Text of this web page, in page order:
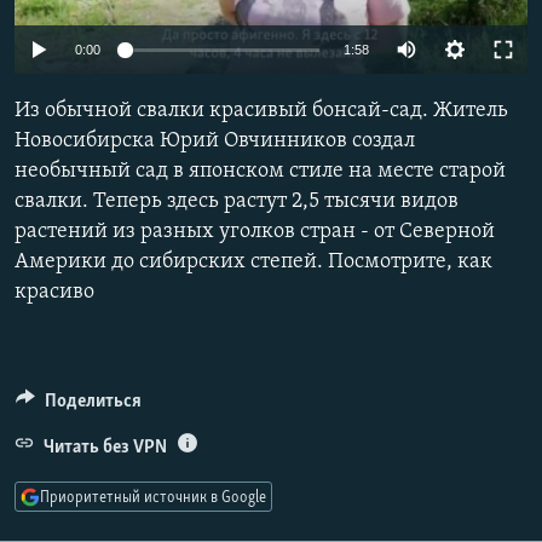
РАСПИСАНИЕ ВЕЩАНИЯ
ПОДПИШИТЕСЬ НА РАССЫЛКУ
СОЦИАЛЬНЫЕ СЕТИ
Все сайты РСЕ/РС
0:00 1:58
Из обычной свалки красивый бонсай-сад. Житель
Новосибирска Юрий Овчинников создал
необычный сад в японском стиле на месте старой
свалки. Теперь здесь растут 2,5 тысячи видов
растений из разных уголков стран - от Северной
Америки до сибирских степей. Посмотрите, как
красиво
Поделиться
Читать без VPN
Приоритетный источник в Google